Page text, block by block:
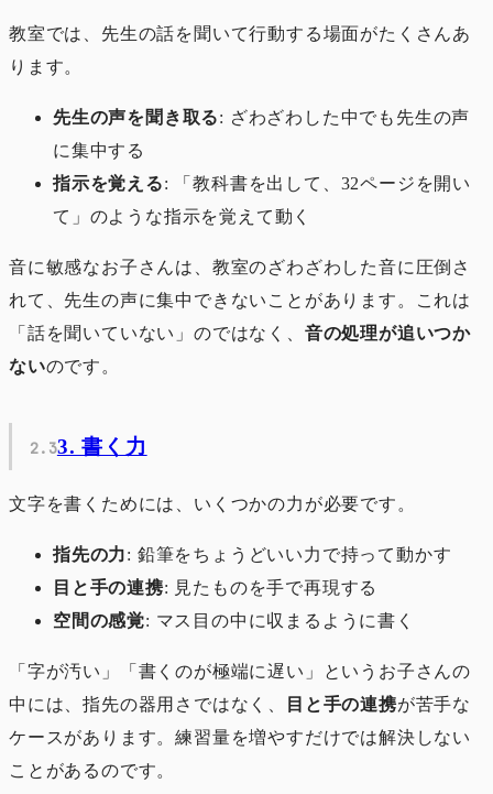
教室では、先生の話を聞いて行動する場面がたくさんあ
ります。
先生の声を聞き取る: ざわざわした中でも先生の声
に集中する
指示を覚える: 「教科書を出して、32ページを開い
て」のような指示を覚えて動く
音に敏感なお子さんは、教室のざわざわした音に圧倒さ
れて、先生の声に集中できないことがあります。これは
「話を聞いていない」のではなく、 音の処理が追いつか
ないのです。
3. 書く力
文字を書くためには、いくつかの力が必要です。
指先の力: 鉛筆をちょうどいい力で持って動かす
目と手の連携: 見たものを手で再現する
空間の感覚: マス目の中に収まるように書く
「字が汚い」「書くのが極端に遅い」というお子さんの
中には、指先の器用さではなく、
目と手の連携が苦手な
ケースがあります。練習量を増やすだけでは解決しない
ことがあるのです。